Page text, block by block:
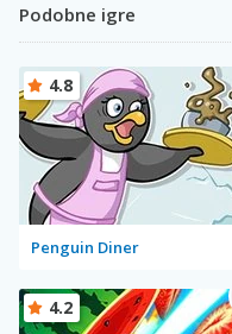
Podobne igre
Penguin Diner
4.8
4.2